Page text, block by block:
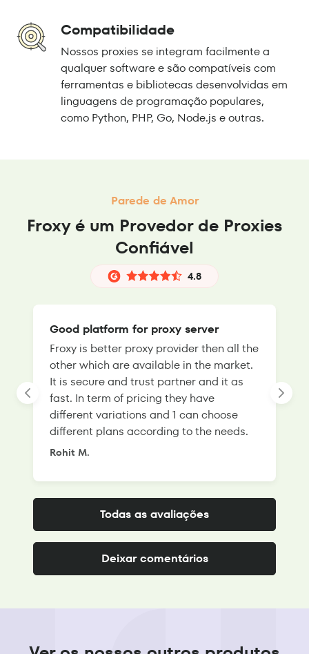
Compatibilidade
Nossos proxies se integram facilmente a
qualquer software e são compatíveis com
ferramentas e bibliotecas desenvolvidas em
linguagens de programação populares,
como Python, PHP, Go, Node.js e outras.
Parede de Amor
Froxy é um Provedor de Proxies
Confiável
4.8
Good platform for proxy server
Froxy is better proxy provider then all the
other which are available in the market.
It is secure and trust partner and it as
fast. In term of pricing they have
different variations and 1 can choose
different plans according to the needs.
Rohit M.
Todas as avaliações
Deixar comentários